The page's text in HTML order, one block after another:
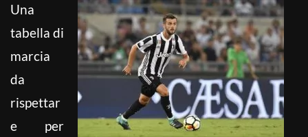
Una
tabella di
marcia
da
rispettar
e per